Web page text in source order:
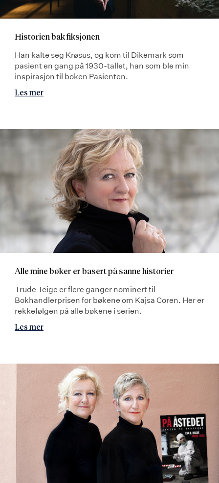
Historien bak fiksjonen
Han kalte seg Krøsus, og kom til Dikemark som
pasient en gang på 1930-tallet, han som ble min
inspirasjon til boken Pasienten.
Les mer
Alle mine bøker er basert på sanne historier
Trude Teige er flere ganger nominert til
Bokhandlerprisen for bøkene om Kajsa Coren. Her er
rekkefølgen på alle bøkene i serien.
Les mer